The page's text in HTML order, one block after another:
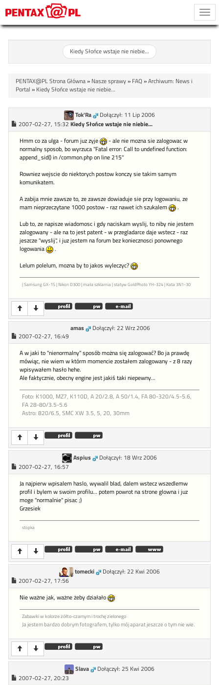
Kiedy Słońce wstaje nie niebie...
PENTAX@PL Strona Główna» Nasze sprawy» FAQ»Archiwum: News i
Portal » Kiedy Słońce wstaje nie niebie...
Tok'Ra
Dołączył: 11 Lip 2006
2007-02-27, 15:32 Kiedy Słońce wstaje nie niebie...
Hmm co za ulga - forum juz zyje
- ale nie mozna sie zalogowac w
normalny sposob, bo wyrzuca "Fatal error: Call to undefined function:
append_sid() in /common.php on line 215"
Rowniez wejscie do niektorych postow konczy sie takim samym
komunikatem.
A zabija mnie zawsze to, ze zawsze dowiaduje sie przy logowaniu, ze
mam nieprzeczytane 1000 postow - raz nawet ich szukalem
.
Lub to, ze napisze wiadomosc i gdy naciskam wyslij, to niby nie jestem
zalogowany - ale na to jest patent - w przegladarce daje wstecz - raz
jeszcze "wyslij", i juz jestem na forum bez koniecznosci ponownego
logowania
.
Lelum polelum, mozna by to jakos wyleczyc?
| Samsung GX-1S | Nikon D300 | mała szklarnia | statyw GoldPhoto YH-324 | Kata 3N1-30
amas
Dołączył: 22 Wrz 2006
2007-02-27, 16:49
A w jaki to "nienormalny" sposób można się zalogować? Bo ja prawdę
mówiąc, nie wiem w którm momencie zostałem zalogowany - z 8 razy
wpisywałem hasło hehe.
Ale faktycznie, obecny engine jest jakiś taki niepewny...
Foto: K1000, MZ7, K110D, A 20/2.8, A 50/1.4, FA 80-320/4.5-5.6,
FA 28-80/3.5-5.6
Astro: 820/6.5, SMC XW 3.5, 5, 20, 30mm
Aspius
Dołączył: 18 Wrz 2006
2007-02-27, 16:57
Ja najpierw wpisalem haslo, wywalil blad, dalem wstecz wszedlemw
profil i bylem w swoim profilu... potem powrot na strone glowna i juz
moge "normalnie" pisac ;)
Grzesiek
stopka
tomecki
Dołączył: 22 Kwi 2006
2007-02-27, 17:56
Nie ważne jak, ważne żeby działało
Zabawki w kolorze żółto-czarnym i trochę zielonego
Ja jestem bardzo dobrym fotografem, tylko mój aparat jeszcze o tym nie wie.
Slava
Dołączył: 25 Kwi 2006
2007-02-27, 20:23